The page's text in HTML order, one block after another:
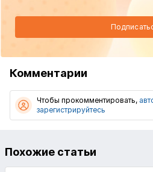
Комментарии
Чтобы прокомментировать,
зарегистрируйтесь
Похожие статьи